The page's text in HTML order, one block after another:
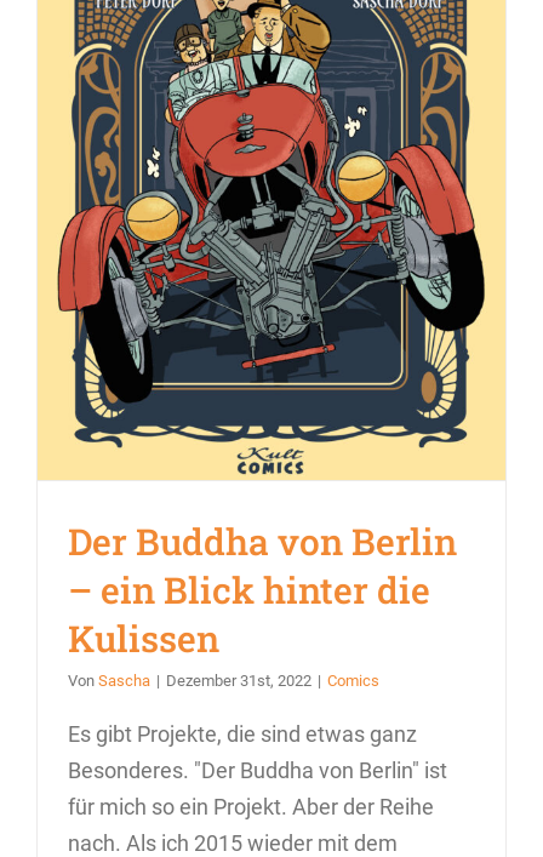
Der Buddha von Berlin
– ein Blick hinter die
Kulissen
Von Sascha | Dezember 31st, 2022 | Comics
Es gibt Projekte, die sind etwas ganz
Besonderes. "Der Buddha von Berlin" ist
für mich so ein Projekt. Aber der Reihe
nach. Als ich 2015 wieder mit dem